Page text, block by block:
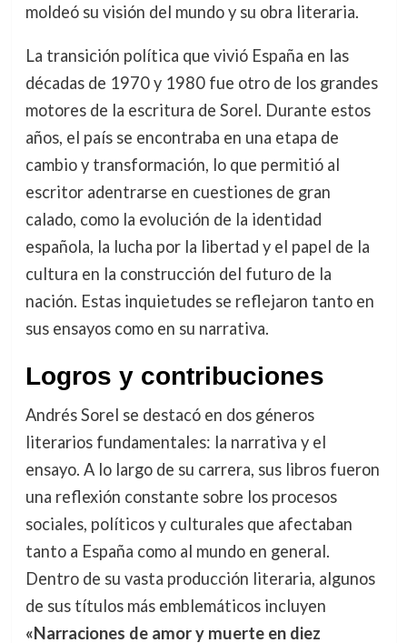
moldeó su visión del mundo y su obra literaria.
La transición política que vivió España en las
décadas de 1970 y 1980 fue otro de los grandes
motores de la escritura de Sorel. Durante estos
años, el país se encontraba en una etapa de
cambio y transformación, lo que permitió al
escritor adentrarse en cuestiones de gran
calado, como la evolución de la identidad
española, la lucha por la libertad y el papel de la
cultura en la construcción del futuro de la
nación. Estas inquietudes se reflejaron tanto en
sus ensayos como en su narrativa.
Logros y contribuciones
Andrés Sorel se destacó en dos géneros
literarios fundamentales: la narrativa y el
ensayo. A lo largo de su carrera, sus libros fueron
una reflexión constante sobre los procesos
sociales, políticos y culturales que afectaban
tanto a España como al mundo en general.
Dentro de su vasta producción literaria, algunos
de sus títulos más emblemáticos incluyen
«Narraciones de amor y muerte en diez